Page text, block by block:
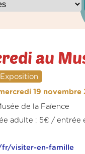
au
19 novembre
de la Faïence
adulte : 5€ /
fr/visiter-en-famille